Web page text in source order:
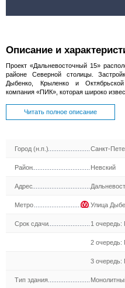
Описание и
Проект «Дальневосточный 15»
районе Северной столицы.
Дыбенко, Крыленко и
компания «ПИК», которая широко
Читать полное описание
Город (н.п.) Санкт-
Район Невский
Адрес
Метро Улица
Срок сдачи 1 очередь:
2 очередь:
3 очередь:
Тип здания